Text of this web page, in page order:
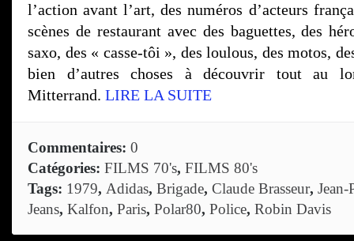
l’action avant l’art, des numéros d’acteurs
scènes de restaurant avec des baguettes, des
saxo, des « casse-tôi », des loulous, des motos,
bien d’autres choses à découvrir tout au
Mitterrand. LIRE LA SUITE
Commentaires: 0
Catégories: FILMS 70's, FILMS 80's
Tags: 1979, Adidas, Brigade, Claude Brasseur,
Jeans, Kalfon, Paris, Polar80, Police, Robin Davis